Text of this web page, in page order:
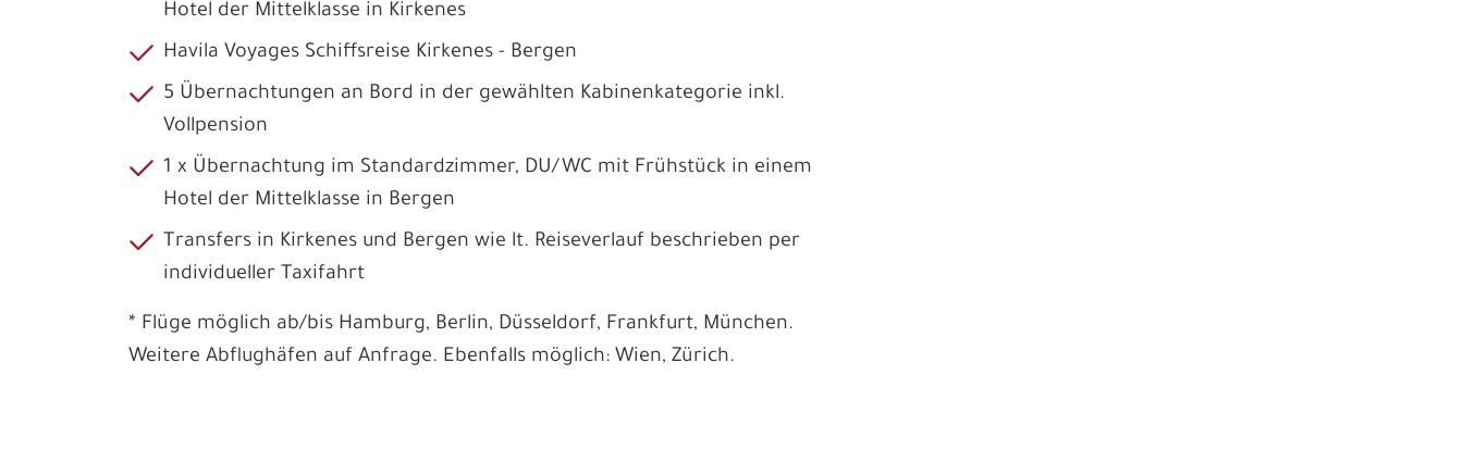
Hotel der Mittelklasse in Kirkenes
Havila Voyages Schiffsreise Kirkenes - Bergen
5 Übernachtungen an Bord in der gewählten Kabinenkategorie inkl.
Vollpension
1 x Übernachtung im Standardzimmer, DU/WC mit Frühstück in einem
Hotel der Mittelklasse in Bergen
Transfers in Kirkenes und Bergen wie lt. Reiseverlauf beschrieben per
individueller Taxifahrt
* Flüge möglich ab/bis Hamburg, Berlin, Düsseldorf, Frankfurt, München.
Weitere Abflughäfen auf Anfrage. Ebenfalls möglich: Wien, Zürich.